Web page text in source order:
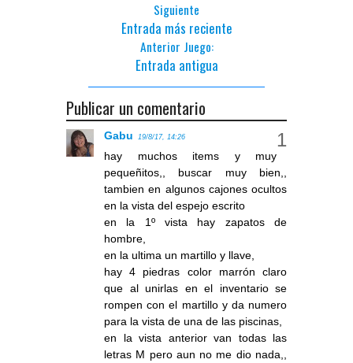
Siguiente
Entrada más reciente
Anterior Juego:
Entrada antigua
Publicar un comentario
Gabu 19/8/17, 14:26
hay muchos items y muy
pequeñitos,, buscar muy bien,,
tambien en algunos cajones ocultos
en la vista del espejo escrito
en la 1º vista hay zapatos de
hombre,
en la ultima un martillo y llave,
hay 4 piedras color marrón claro
que al unirlas en el inventario se
rompen con el martillo y da numero
para la vista de una de las piscinas,
en la vista anterior van todas las
letras M pero aun no me dio nada,,